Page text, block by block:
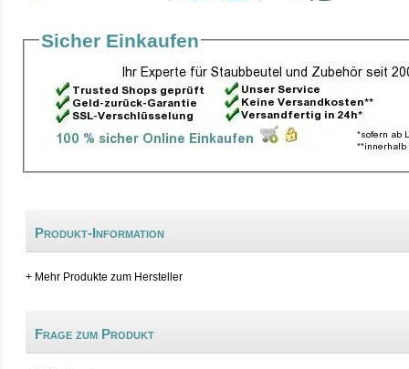
Sicher Einkaufen
Produkt-Information
+ Mehr Produkte zum Hersteller
Frage zum Produkt